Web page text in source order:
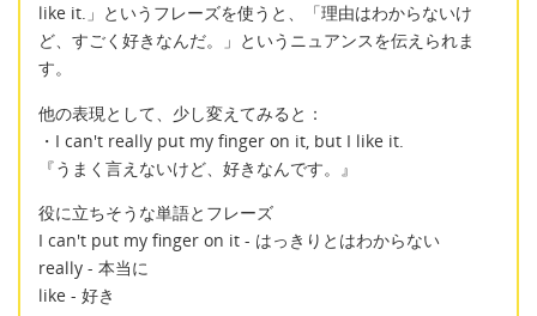
like it.」というフレーズを使うと、「理由はわからないけ
ど、すごく好きなんだ。」というニュアンスを伝えられま
す。
他の表現として、少し変えてみると：
・I can't really put my finger on it, but I like it.
『うまく言えないけど、好きなんです。』
役に立ちそうな単語とフレーズ
I can't put my finger on it - はっきりとはわからない
really - 本当に
like - 好き